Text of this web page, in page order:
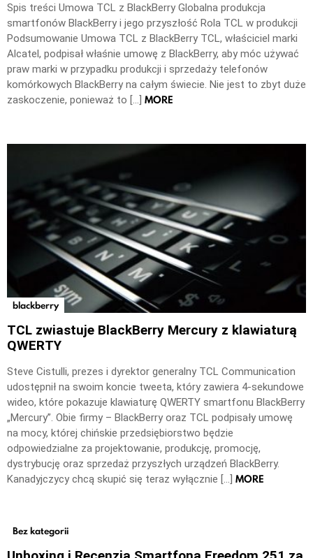
Spis treści Umowa TCL z BlackBerry Globalna produkcja
smartfonów BlackBerry i jego przyszłość Rola TCL w produkcji
Podsumowanie Umowa TCL z BlackBerry TCL, właściciel marki
Alcatel, podpisał właśnie umowę z BlackBerry, aby móc używać
praw marki w przypadku produkcji i sprzedaży telefonów
komórkowych BlackBerry na całym świecie. Nie jest to zbyt duże
zaskoczenie, ponieważ to […] MORE
blackberry
TCL zwiastuje BlackBerry Mercury z klawiaturą
QWERTY
Steve Cistulli, prezes i dyrektor generalny TCL Communication
udostępnił na swoim koncie tweeta, który zawiera 4-sekundowe
wideo, które pokazuje klawiaturę QWERTY smartfonu BlackBerry
„Mercury”. Obie firmy – BlackBerry oraz TCL podpisały umowę
na mocy, której chińskie przedsiębiorstwo będzie
odpowiedzialne za projektowanie, produkcję, promocję,
dystrybucję oraz sprzedaż przyszłych urządzeń BlackBerry.
Kanadyjczycy chcą skupić się teraz wyłącznie […] MORE
Bez kategorii